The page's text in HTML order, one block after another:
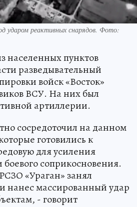
ударом реактивных снарядов. Фото:
населенных пунктов
разведывательный
войск «Восток»
ВСУ. На них был
артиллерии.
сосредоточил на данном
готовились к
для усиления
соприкосновения.
«Ураган» занял
нанес массированный удар
- говорит